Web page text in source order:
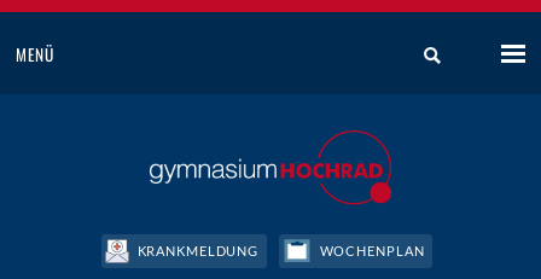
MENÜ
KRANKMELDUNG WOCHENPLAN